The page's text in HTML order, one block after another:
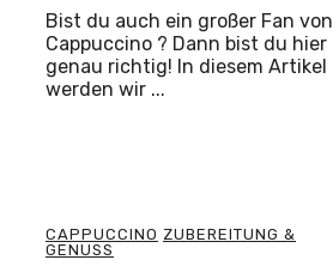
Bist du auch ein großer Fan von
Cappuccino ? Dann bist du hier
genau richtig! In diesem Artikel
werden wir ...
CAPPUCCINO ZUBEREITUNG &
GENUSS